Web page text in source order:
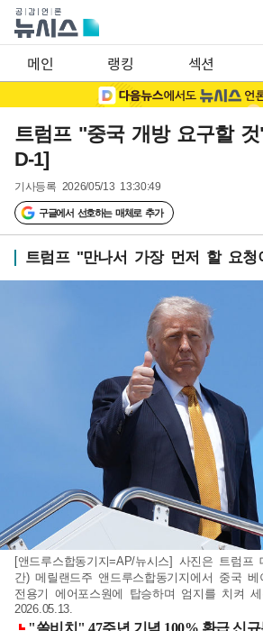
메인 랭킹 섹션
트럼프 "중국 개방 요구할
D-1]
기사등록 2026/05/13 13:30:49
구글에서 선호하는 매체로 추가
트럼프 "만나서 가장 먼저 할 요청
[앤드루스합동기지=AP/뉴시스] 사진은 트럼프
간) 메릴랜드주 앤드루스합동기지에서 중국
전용기 에어포스원에 탑승하며 엄지를 치켜
2026.05.13.